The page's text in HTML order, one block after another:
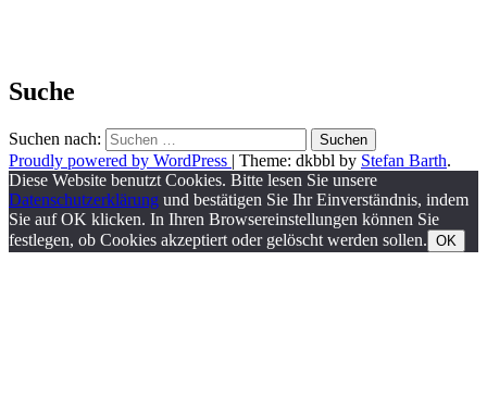
Suche
Suchen nach:
Proudly powered by WordPress | Theme: dkbbl by Stefan Barth.
Diese Website benutzt Cookies. Bitte lesen Sie unsere
Datenschutzerklärung und bestätigen Sie Ihr Einverständnis, indem
Sie auf OK klicken. In Ihren Browsereinstellungen können Sie
festlegen, ob Cookies akzeptiert oder gelöscht werden sollen. OK